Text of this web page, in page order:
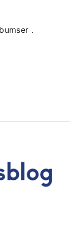
.